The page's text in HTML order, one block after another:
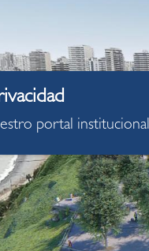
portal